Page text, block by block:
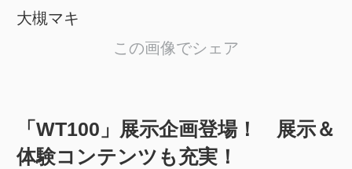
大槻マキ
この画像でシェア
「WT100」展示企画登場！ 展示＆
体験コンテンツも充実！